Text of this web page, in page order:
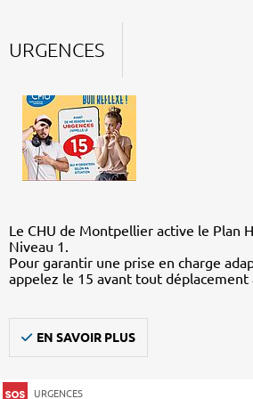
URGENCES
Le CHU de Montpellier active le Plan
Niveau 1.
Pour garantir une prise en charge
appelez le 15 avant tout déplacement
EN SAVOIR PLUS
URGENCES